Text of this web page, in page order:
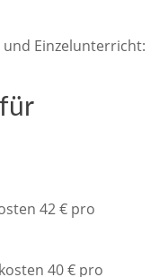
Einzelunterricht:
42 € pro
40 € pro